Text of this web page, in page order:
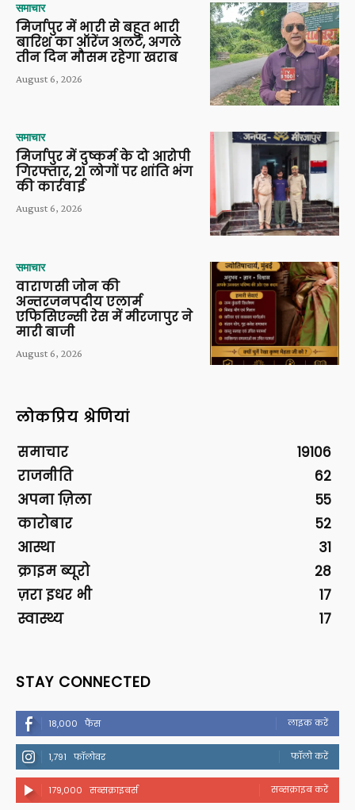
समाचार
मिर्जापुर में भारी से बहुत भारी
बारिश का ऑरेंज अलर्ट, अगले
तीन दिन मौसम रहेगा खराब
August 6, 2026
समाचार
मिर्जापुर में दुष्कर्म के दो आरोपी
गिरफ्तार, 21 लोगों पर शांति भंग
की कार्रवाई
August 6, 2026
समाचार
वाराणसी जोन की
अन्तरजनपदीय एलार्म
एफिसिएन्सी रेस में मीरजापुर ने
मारी बाजी
August 6, 2026
लोकप्रिय श्रेणियां
समाचार
19106
राजनीति
62
अपना ज़िला
55
कारोबार
52
आस्था
31
क्राइम ब्यूरो
28
ज़रा इधर भी
17
स्वास्थ्य
17
STAY CONNECTED
18,000 फैंस लाइक करें
1,791 फॉलोवर फॉलो करें
179,000 सब्सक्राइबर्स सब्सक्राइब करें